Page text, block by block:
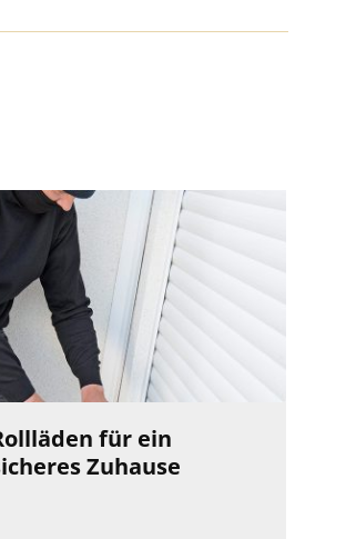
für ein
Zuhause